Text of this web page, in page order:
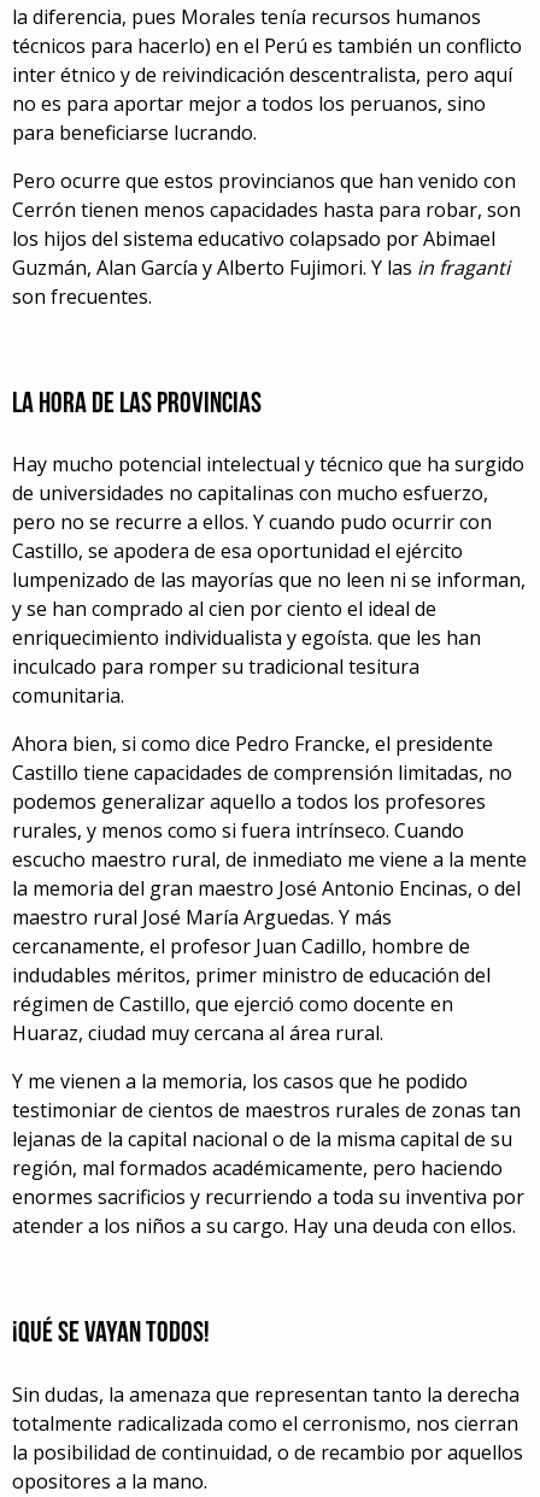
la diferencia, pues Morales tenía recursos humanos
técnicos para hacerlo) en el Perú es también un conflicto
inter étnico y de reivindicación descentralista, pero aquí
no es para aportar mejor a todos los peruanos, sino
para beneficiarse lucrando.
Pero ocurre que estos provincianos que han venido con
Cerrón tienen menos capacidades hasta para robar, son
los hijos del sistema educativo colapsado por Abimael
Guzmán, Alan García y Alberto Fujimori. Y las in fraganti
son frecuentes.
La hora de las provincias
Hay mucho potencial intelectual y técnico que ha surgido
de universidades no capitalinas con mucho esfuerzo,
pero no se recurre a ellos. Y cuando pudo ocurrir con
Castillo, se apodera de esa oportunidad el ejército
lumpenizado de las mayorías que no leen ni se informan,
y se han comprado al cien por ciento el ideal de
enriquecimiento individualista y egoísta. que les han
inculcado para romper su tradicional tesitura
comunitaria.
Ahora bien, si como dice Pedro Francke, el presidente
Castillo tiene capacidades de comprensión limitadas, no
podemos generalizar aquello a todos los profesores
rurales, y menos como si fuera intrínseco. Cuando
escucho maestro rural, de inmediato me viene a la mente
la memoria del gran maestro José Antonio Encinas, o del
maestro rural José María Arguedas. Y más
cercanamente, el profesor Juan Cadillo, hombre de
indudables méritos, primer ministro de educación del
régimen de Castillo, que ejerció como docente en
Huaraz, ciudad muy cercana al área rural.
Y me vienen a la memoria, los casos que he podido
testimoniar de cientos de maestros rurales de zonas tan
lejanas de la capital nacional o de la misma capital de su
región, mal formados académicamente, pero haciendo
enormes sacrificios y recurriendo a toda su inventiva por
atender a los niños a su cargo. Hay una deuda con ellos.
¡Qué se vayan todos!
Sin dudas, la amenaza que representan tanto la derecha
totalmente radicalizada como el cerronismo, nos cierran
la posibilidad de continuidad, o de recambio por aquellos
opositores a la mano.